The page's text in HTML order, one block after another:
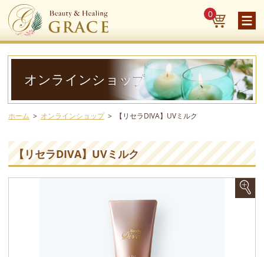
0
オンラインショップ
ホーム オンラインショップ 【リセラDIVA】UVミルク
【リセラDIVA】UVミルク